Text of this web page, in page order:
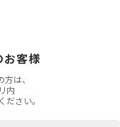
お客様
は、
内
さい。